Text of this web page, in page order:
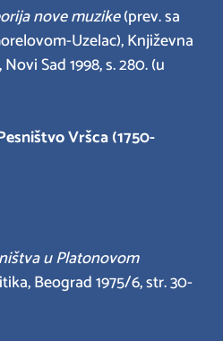
nove muzike(prev. sa
Uzelac), Književna
Sad 1998, s. 280. (u
Vršca (1750-
u Platonovom
Beograd 1975/6, str. 30-